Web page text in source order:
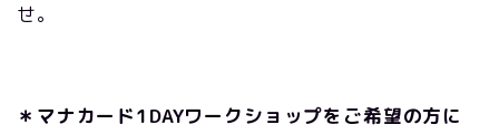
せ。
＊マナカード1DAYワークショップをご希望の方に